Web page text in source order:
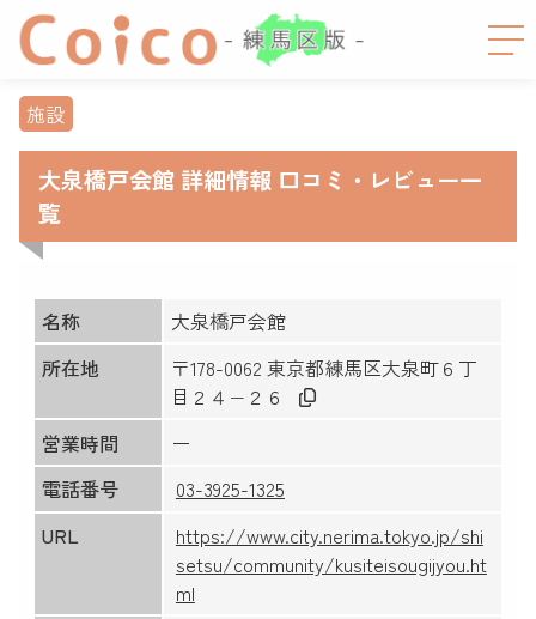
施設
大泉橋戸会館 詳細情報 口コミ・レビュー一
覧
名称
大泉橋戸会館
所在地
〒178-0062 東京都練馬区大泉町６丁
目２４−２６
営業時間
ー
電話番号
03-3925-1325
URL
https://www.city.nerima.tokyo.jp/shi
setsu/community/kusiteisougijyou.ht
ml